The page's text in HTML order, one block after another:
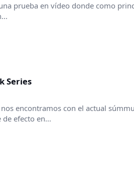
prueba en vídeo donde como
Series
encontramos con el actual
efecto en...